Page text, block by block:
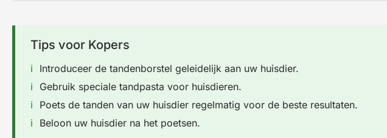
Tips voor Kopers
Introduceer de tandenborstel geleidelijk aan uw huisdier.
Gebruik speciale tandpasta voor huisdieren.
Poets de tanden van uw huisdier regelmatig voor de beste resultaten.
Beloon uw huisdier na het poetsen.